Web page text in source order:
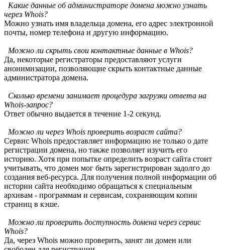
Какие данные об администраторе домена можно узнать
через Whois?
Можно узнать имя владельца домена, его адрес электронной
почты, номер телефона и другую информацию.
Можно ли скрыть свои контактные данные в Whois?
Да, некоторые регистраторы предоставляют услуги
анонимизации, позволяющие скрыть контактные данные
администратора домена.
Сколько времени занимает процедура загрузки ответа на
Whois-запрос?
Ответ обычно выдается в течение 1-2 секунд.
Можно ли через Whois проверить возраст сайта?
Сервис Whois предоставляет информацию не только о дате
регистрации домена, но также позволяет изучить его
историю. Хотя при попытке определить возраст сайта стоит
учитывать, что домен мог быть зарегистрирован задолго до
создания веб-ресурса. Для получения полной информации об
истории сайта необходимо обращаться к специальным
архивам - программам и сервисам, сохраняющим копии
страниц в кэше.
Можно ли проверить доступность домена через сервис
Whois?
Да, через Whois можно проверить, занят ли домен или